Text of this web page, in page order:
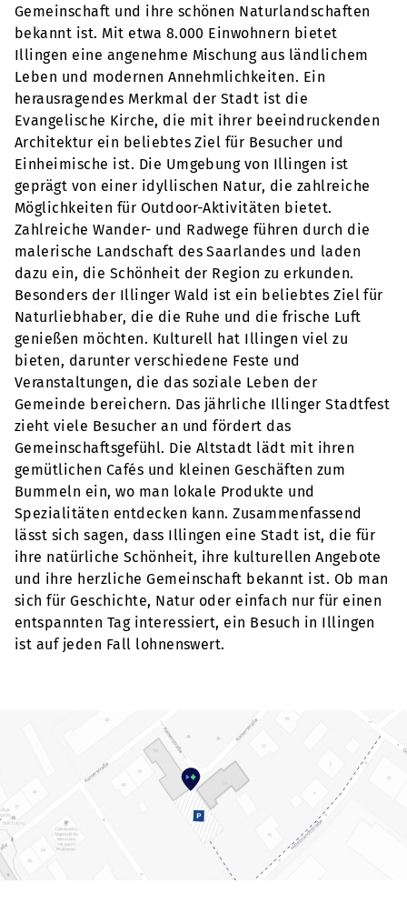
Gemeinschaft und ihre schönen Naturlandschaften
bekannt ist. Mit etwa 8.000 Einwohnern bietet
Illingen eine angenehme Mischung aus ländlichem
Leben und modernen Annehmlichkeiten. Ein
herausragendes Merkmal der Stadt ist die
Evangelische Kirche, die mit ihrer beeindruckenden
Architektur ein beliebtes Ziel für Besucher und
Einheimische ist. Die Umgebung von Illingen ist
geprägt von einer idyllischen Natur, die zahlreiche
Möglichkeiten für Outdoor-Aktivitäten bietet.
Zahlreiche Wander- und Radwege führen durch die
malerische Landschaft des Saarlandes und laden
dazu ein, die Schönheit der Region zu erkunden.
Besonders der Illinger Wald ist ein beliebtes Ziel für
Naturliebhaber, die die Ruhe und die frische Luft
genießen möchten. Kulturell hat Illingen viel zu
bieten, darunter verschiedene Feste und
Veranstaltungen, die das soziale Leben der
Gemeinde bereichern. Das jährliche Illinger Stadtfest
zieht viele Besucher an und fördert das
Gemeinschaftsgefühl. Die Altstadt lädt mit ihren
gemütlichen Cafés und kleinen Geschäften zum
Bummeln ein, wo man lokale Produkte und
Spezialitäten entdecken kann. Zusammenfassend
lässt sich sagen, dass Illingen eine Stadt ist, die für
ihre natürliche Schönheit, ihre kulturellen Angebote
und ihre herzliche Gemeinschaft bekannt ist. Ob man
sich für Geschichte, Natur oder einfach nur für einen
entspannten Tag interessiert, ein Besuch in Illingen
ist auf jeden Fall lohnenswert.